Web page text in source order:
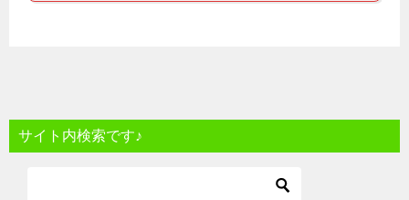
サイト内検索です♪